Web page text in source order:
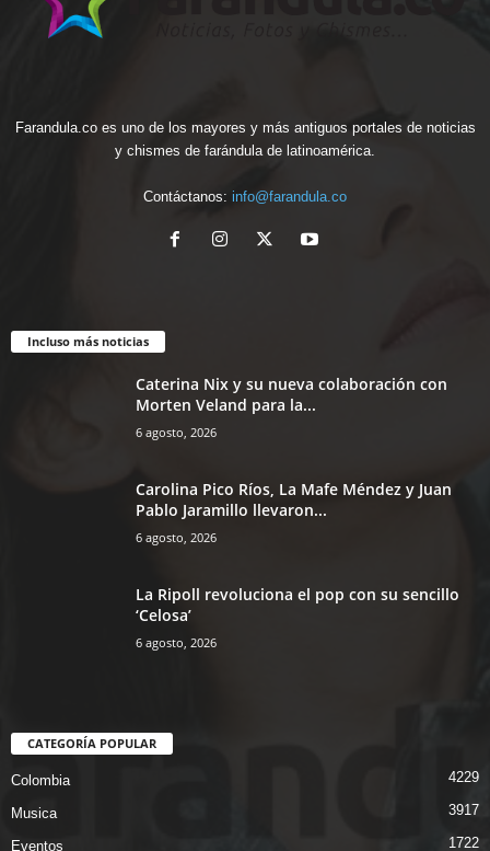
Farandula.co es uno de los mayores y más antiguos portales de noticias
y chismes de farándula de latinoamérica.
Contáctanos: info@farandula.co
Incluso más noticias
Caterina Nix y su nueva colaboración con
Morten Veland para la...
6 agosto, 2026
Carolina Pico Ríos, La Mafe Méndez y Juan
Pablo Jaramillo llevaron...
6 agosto, 2026
La Ripoll revoluciona el pop con su sencillo
‘Celosa’
6 agosto, 2026
CATEGORÍA POPULAR
Colombia 4229
Musica 3917
Eventos 1722